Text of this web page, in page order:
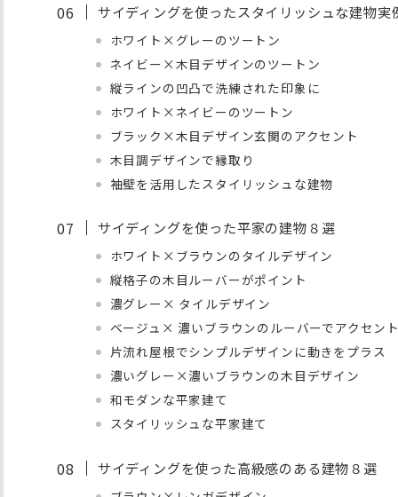
サイディングを使ったスタイリッシュな建物実
ホワイト×グレーのツートン
ネイビー×木目デザインのツートン
縦ラインの凹凸で洗練された印象に
ホワイト×ネイビーのツートン
ブラック×木目デザイン玄関のアクセント
木目調デザインで縁取り
袖壁を活用したスタイリッシュな建物
サイディングを使った平家の建物８選
ホワイト×ブラウンのタイルデザイン
縦格子の木目ルーバーがポイント
濃グレー× タイルデザイン
ベージュ× 濃いブラウンのルーバーでアクセン
片流れ屋根でシンプルデザインに動きをプラス
濃いグレー×濃いブラウンの木目デザイン
和モダンな平家建て
スタイリッシュな平家建て
サイディングを使った高級感のある建物８選